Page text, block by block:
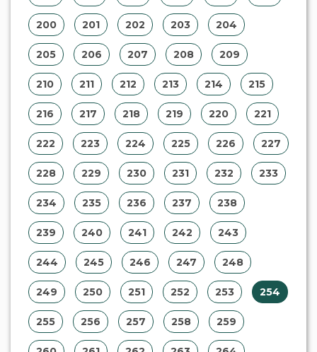
200 201 202 203 204
205 206 207 208 209
210 211 212 213 214 215
216 217 218 219 220 221
222 223 224 225 226 227
228 229 230 231 232 233
234 235 236 237 238
239 240 241 242 243
244 245 246 247 248
249 250 251 252 253 254
255 256 257 258 259